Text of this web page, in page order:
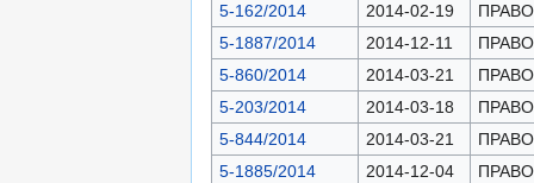
5-162/2014
2014-02-19
5-1887/2014
2014-12-11
5-860/2014
2014-03-21
5-203/2014
2014-03-18
5-844/2014
2014-03-21
5-1885/2014
2014-12-04